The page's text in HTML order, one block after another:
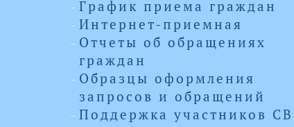
График приема граждан
Интернет-приемная
Отчеты об обращениях
граждан
Образцы оформления
запросов и обращений
Поддержка участников